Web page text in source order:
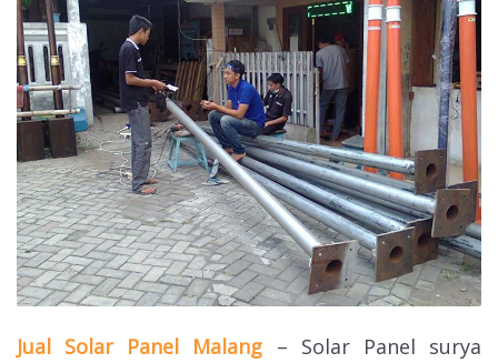
Jual Solar Panel Malang – Solar Panel surya